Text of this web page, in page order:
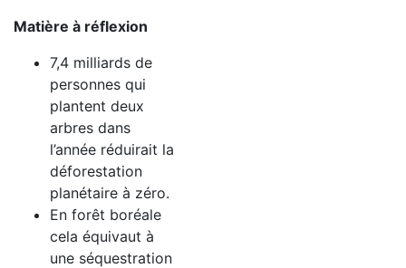
Matière à réflexion
7,4 milliards de
personnes qui
plantent deux
arbres dans
l’année réduirait la
déforestation
planétaire à zéro.
En forêt boréale
cela équivaut à
une séquestration